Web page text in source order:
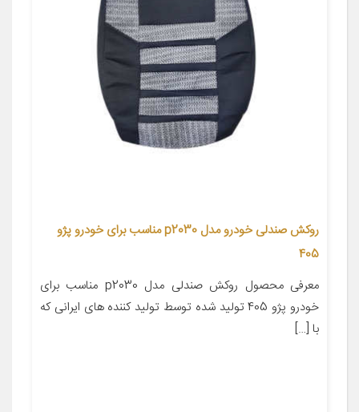
روکش صندلی خودرو مدل p2030 مناسب برای خودرو پژو
405
معرفی محصول روکش صندلی مدل p2030 مناسب برای
خودرو پژو 405 تولید شده توسط تولید کننده های ایرانی که
با […]